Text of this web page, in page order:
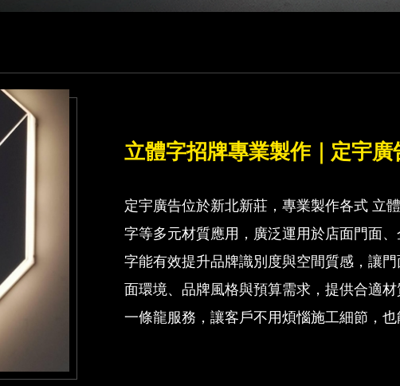
立體字招牌專業製作｜定宇
定宇廣告位於新北新莊，專業製作各式 立
字等多元材質應用，廣泛運用於店面門面
字能有效提升品牌識別度與空間質感，讓
面環境、品牌風格與預算需求，提供合適
一條龍服務，讓客戶不用煩惱施工細節，也